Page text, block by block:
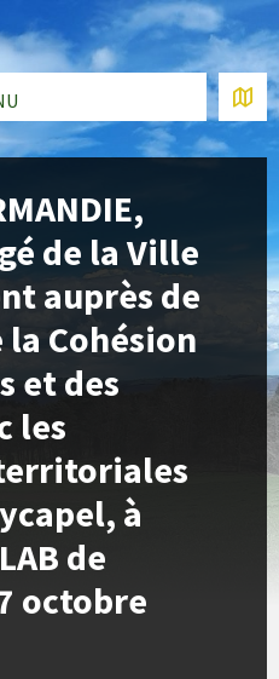
de la Ville
auprès de
Cohésion
et des
les
à
de
octobre